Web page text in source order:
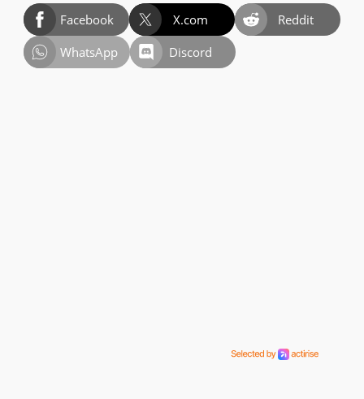
Facebook X.com
Reddit
WhatsApp
Discord